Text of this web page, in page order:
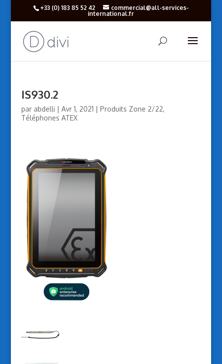
+33 (‎0) 183 85 52 42
commercial@all-services-
international.fr
IS930.2
par abdelli | Avr 1, 2021 | Produits Zone 2/22,
Téléphones ATEX